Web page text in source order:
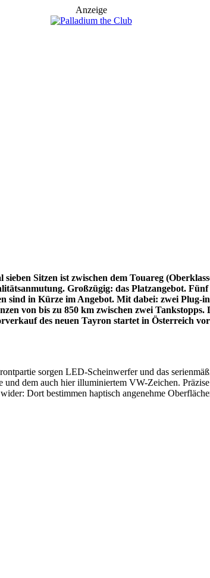
Anzeige
Sitzen ist zwischen dem Touareg
Großzügig: das Platzangebot.
sind in Kürze im Angebot. Mit dabei: zwei
von bis zu 850 km zwischen zwei
des neuen Tayron startet in Österreich
sorgen LED-Scheinwerfer und das
dem auch hier illuminiertem VW-Zeichen.
Dort bestimmen haptisch angenehme